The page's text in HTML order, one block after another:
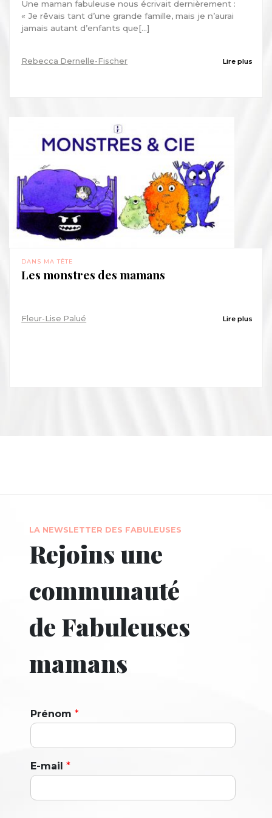
Une maman fabuleuse nous écrivait dernièrement :
« Je rêvais tant d’une grande famille, mais je n’aurai
jamais autant d’enfants que[...]
Rebecca Dernelle-Fischer Lire plus
DANS MA TÊTE
Les monstres des mamans
Fleur-Lise Palué Lire plus
LA NEWSLETTER DES FABULEUSES
Rejoins une
communauté
de Fabuleuses
mamans
Prénom *
E-mail *